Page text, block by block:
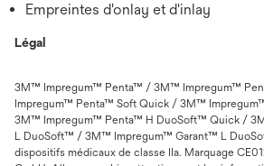
Empreintes d'onlay et d'inlay
Légal
3M™ Impregum™ Penta™ / 3M™ Impregum™
Impregum™ Penta™ Soft Quick / 3M™
3M™ Impregum™ Penta™ H DuoSoft™ Quick /
L DuoSoft™ / 3M™ Impregum™ Garant™ L
dispositifs médicaux de classe IIa. Marquage